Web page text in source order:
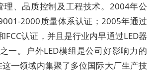
理、品质控制及工程技术。2004年公
2000质量体系认证；2005年通过
FCC认证，并且是行业内早通过LED器
一。户外LED模组是公司好影响力的
一领域内集聚了多位国际大厂生产技